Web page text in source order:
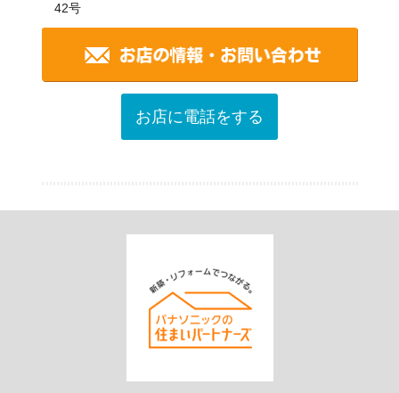
42号
お店に電話をする